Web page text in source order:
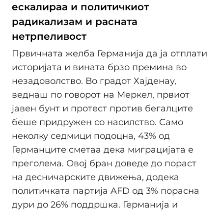
ескалираа и политичкиот
радикализам и расната
нетрпеливост
Првичната желба Германија да ја отплати
историјата и вината брзо премина во
незадоволство. Во градот Хајденау,
веднаш по говорот на Меркел, првиот
јавен бунт и протест против бегалците
беше придружен со насилство. Само
неколку седмици подоцна, 43% од
Германците сметаа дека миграцијата е
преголема. Овој бран доведе до пораст
на десничарските движења, додека
политичката партија AFD од 3% порасна
дури до 26% поддршка. Германија и